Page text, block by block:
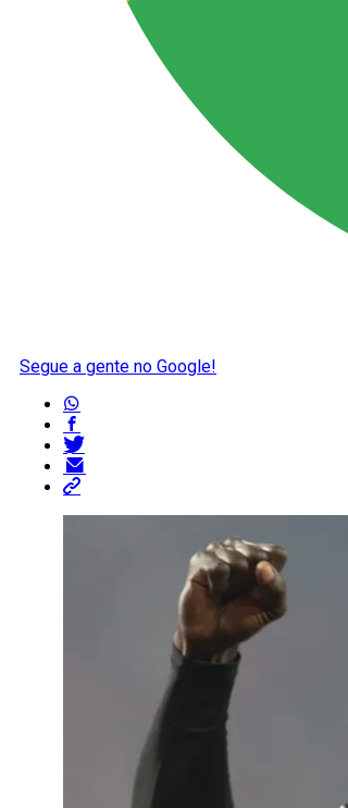
Segue a gente no Google!